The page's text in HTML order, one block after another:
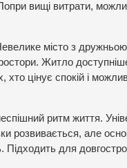
вищі витрати,
місто з
Житло
цінує спокій і
ритм життя.
розвивається, але
для